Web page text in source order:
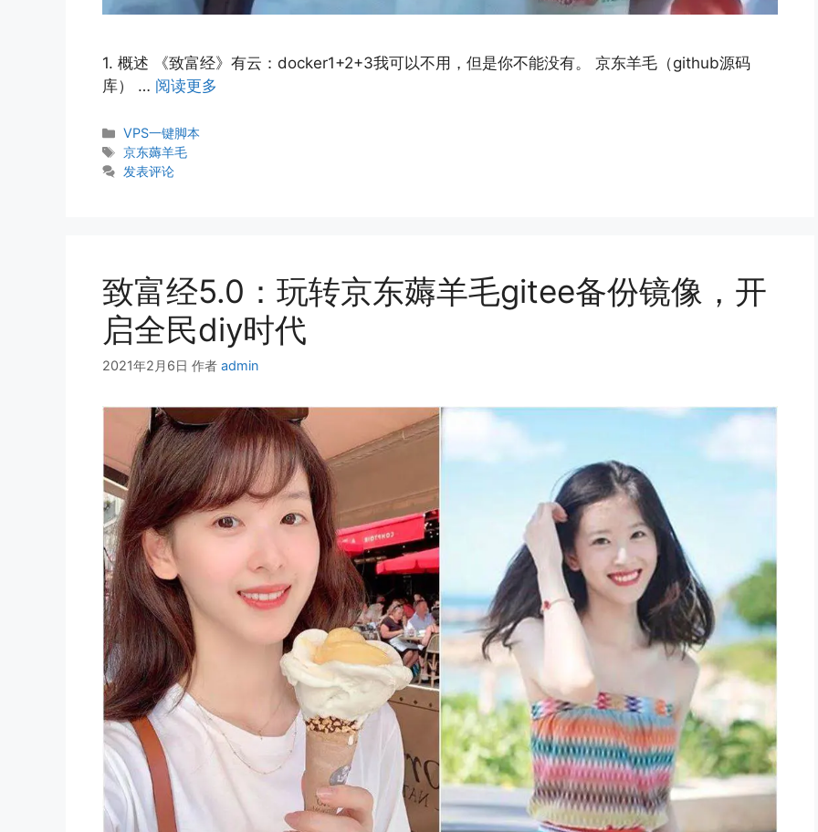
1. 概述 《致富经》有云：docker1+2+3我可以不用，但是你不能没有。 京东羊毛（github源码
库） … 阅读更多
分
类
VPS一键脚本
标
签
京东薅羊毛
发表评论
致富经5.0：玩转京东薅羊毛gitee备份镜像，开
启全民diy时代
2021年2月6日 作者 admin